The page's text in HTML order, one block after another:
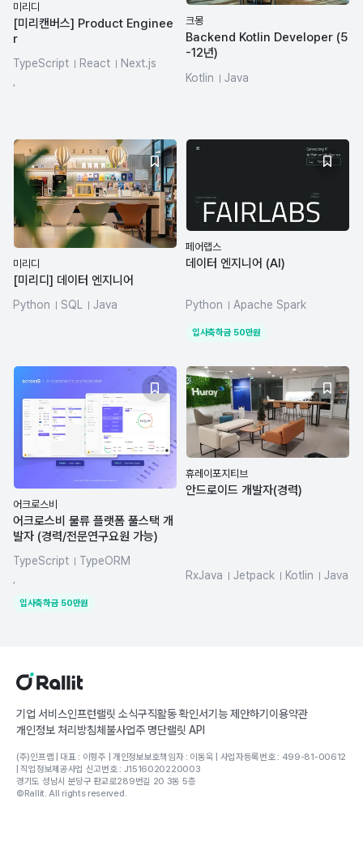
미리디
[미리캔버스] Product Enginee
r
TypeScript React
Next.js
크몽
Backend Kotlin Developer (5
-12년)
Kotlin Java
미리디
[미리디] 데이터 엔지니어
Python SQL
Java
페어랩스
데이터 엔지니어 (AI)
Python
Apache Spark
Elasticsearch
입사축하금 50만원
어크로스비
어크로스비 물류 플랫폼 풀스택 개
발자 (경력/전문연구요원 가능)
TypeScript
TypeORM
입사축하금 50만원
휴레이포지티브
안드로이드 개발자(경력)
RxJava Jetpack Kotlin
Java
기업 서비스인프런랠릿 소식구직활동 확인서기능 제안하기 이용약관
개인정보 처리방침체불사업주 명단랠릿 API
(주)인프랩 | 대표 : 이형주 | 개인정보보호책임자 : 이동욱 | 사업자등록번호 : 499-81-00612
| 직업정보제공사업 신고번호 : J1516020220003
경기도 성남시 분당구 판교로289번길 20 3동 5층
©Rallit. All rights reserved.